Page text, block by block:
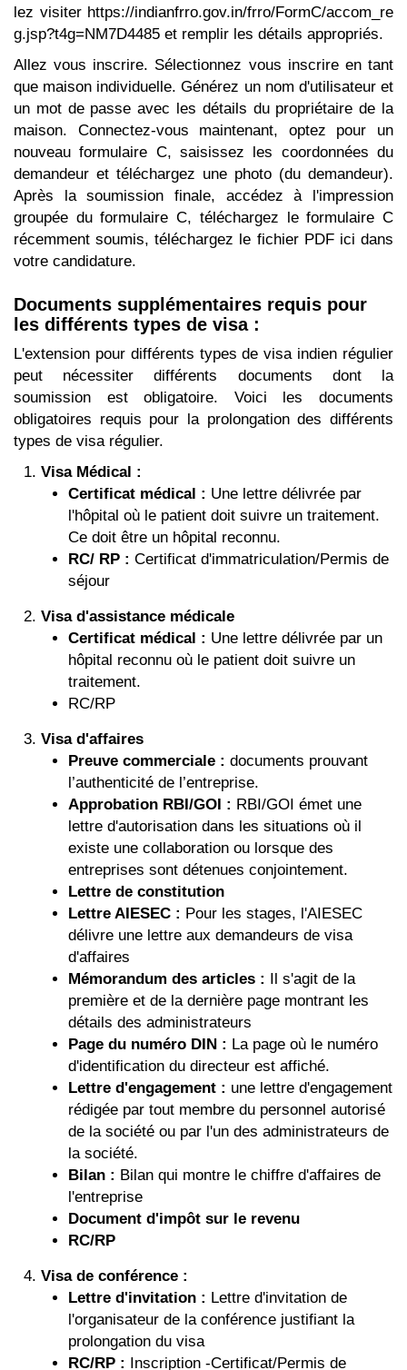
lez visiter https://indianfrro.gov.in/frro/FormC/accom_re
g.jsp?t4g=NM7D4485 et remplir les détails appropriés.
Allez vous inscrire. Sélectionnez vous inscrire en tant
que maison individuelle. Générez un nom d'utilisateur et
un mot de passe avec les détails du propriétaire de la
maison. Connectez-vous maintenant, optez pour un
nouveau formulaire C, saisissez les coordonnées du
demandeur et téléchargez une photo (du demandeur).
Après la soumission finale, accédez à l'impression
groupée du formulaire C, téléchargez le formulaire C
récemment soumis, téléchargez le fichier PDF ici dans
votre candidature.
Documents supplémentaires requis pour
les différents types de visa :
L'extension pour différents types de visa indien régulier
peut nécessiter différents documents dont la
soumission est obligatoire. Voici les documents
obligatoires requis pour la prolongation des différents
types de visa régulier.
Visa Médical :
Certificat médical : Une lettre délivrée par
l'hôpital où le patient doit suivre un traitement.
Ce doit être un hôpital reconnu.
RC/ RP : Certificat d'immatriculation/Permis de
séjour
Visa d'assistance médicale
Certificat médical : Une lettre délivrée par un
hôpital reconnu où le patient doit suivre un
traitement.
RC/RP
Visa d'affaires
Preuve commerciale : documents prouvant
l’authenticité de l’entreprise.
Approbation RBI/GOI : RBI/GOI émet une
lettre d'autorisation dans les situations où il
existe une collaboration ou lorsque des
entreprises sont détenues conjointement.
Lettre de constitution
Lettre AIESEC : Pour les stages, l'AIESEC
délivre une lettre aux demandeurs de visa
d'affaires
Mémorandum des articles : Il s'agit de la
première et de la dernière page montrant les
détails des administrateurs
Page du numéro DIN : La page où le numéro
d'identification du directeur est affiché.
Lettre d'engagement : une lettre d'engagement
rédigée par tout membre du personnel autorisé
de la société ou par l'un des administrateurs de
la société.
Bilan : Bilan qui montre le chiffre d'affaires de
l'entreprise
Document d'impôt sur le revenu
RC/RP
Visa de conférence :
Lettre d'invitation : Lettre d'invitation de
l'organisateur de la conférence justifiant la
prolongation du visa
RC/RP : Inscription -Certificat/Permis de